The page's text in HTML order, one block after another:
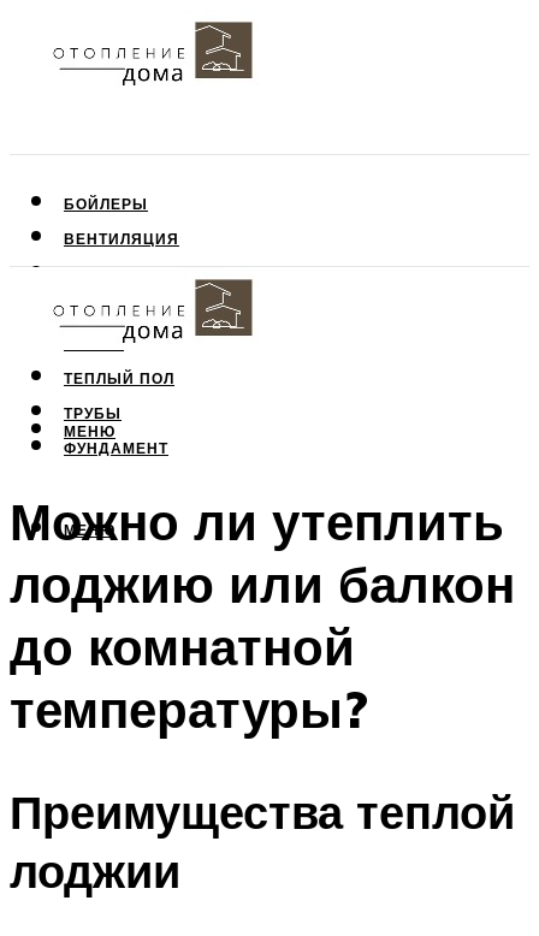
БОЙЛЕРЫ
ВЕНТИЛЯЦИЯ
ПОТОЛОК
СТЕНЫ
ТЕПЛЫЙ ПОЛ
ТРУБЫ
ФУНДАМЕНТ
МЕНЮ
МЕНЮ
Можно ли утеплить
лоджию или балкон
до комнатной
температуры?
Преимущества теплой
лоджии